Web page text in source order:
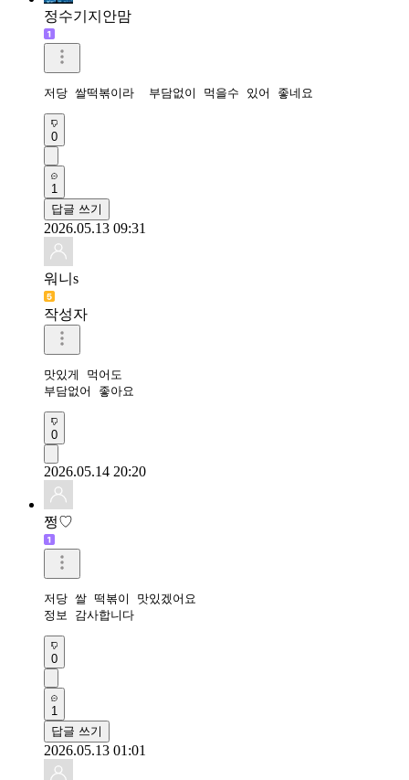
정수기지안맘
저당 쌀떡볶이라  부담없이 먹을수 있어 좋네요
0
1
답글 쓰기
2026.05.13 09:31
워니s
작성자
맛있게 먹어도
부담없어 좋아요
0
2026.05.14 20:20
쩡♡
저당 쌀 떡볶이 맛있겠어요
정보 감사합니다
0
1
답글 쓰기
2026.05.13 01:01